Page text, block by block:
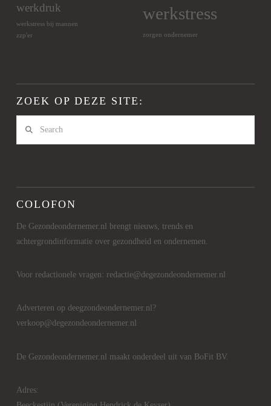
werkdruk werkstress
werkstress bij mannen
zorgen ondernemer
zzp'er
ZOEK OP DEZE SITE:
COLOFON
De Gezondeondernemer.nl brengt nieuws, trends en
achtergrondinformatie over gezondheid en ondernemen.
Voor redactionele vragen: redactie@degezondeondernemer.nl
Adverteren op deegzondeondernemer.nl?
verkoop@degezondeondernemer.nl
De Gezondeondernemer.nl maakt onderdeel uit van BoFit BV.
Adres: